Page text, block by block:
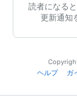
読者になる
更新通知
ヘルプ
ガ